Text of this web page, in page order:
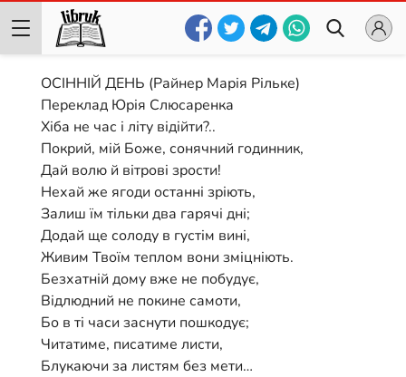
ОСІННІЙ ДЕНЬ (Райнер Марія Рільке)
Переклад Юрія Слюсаренка
Хіба не час і літу відійти?..
Покрий, мій Боже, сонячний годинник,
Дай волю й вітрові зрости!
Нехай же ягоди останні зріють,
Залиш їм тільки два гарячі дні;
Додай ще солоду в густім вині,
Живим Твоїм теплом вони зміцніють.
Безхатній дому вже не побудує,
Відлюдний не покине самоти,
Бо в ті часи заснути пошкодує;
Читатиме, писатиме листи,
Блукаючи за листям без мети…